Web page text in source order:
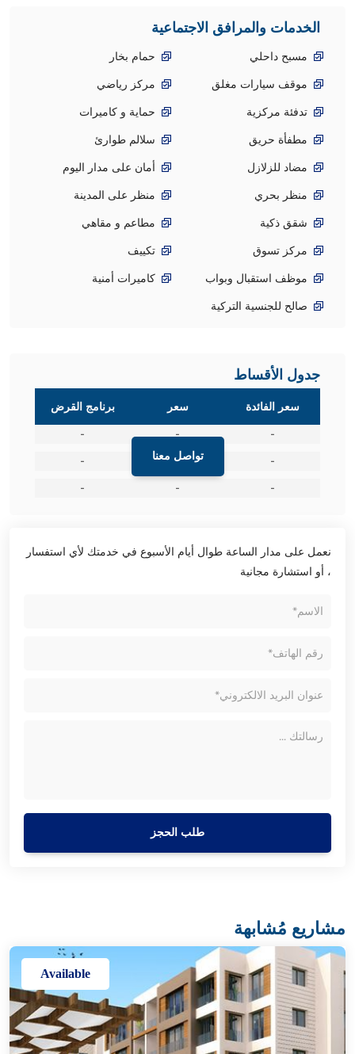
الخدمات والمرافق الاجتماعية
مسبح داحلي
حمام بخار
موقف سيارات مغلق
مركز رياضي
تدفئة مركزية
حماية و كاميرات
مطفأة حريق
سلالم طوارئ
مضاد للزلازل
أمان على مدار اليوم
منظر بحري
منظر على المدينة
شقق ذكية
مطاعم و مقاهي
مركز تسوق
تكييف
موظف استقبال وبواب
كاميرات أمنية
صالح للجنسية التركية
جدول الأقساط
تواصل معنا
سعر الفائدة سعر
برنامج القرض
-
-
-
-
-
-
-
-
-
نعمل على مدار الساعة طوال أيام الأسبوع في خدمتك لأي استفسار
، أو استشارة مجانية
طلب الحجز
مشاريع مُشابهة
Available